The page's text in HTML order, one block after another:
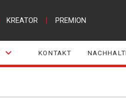
KREATOR PREMION
KONTAKT